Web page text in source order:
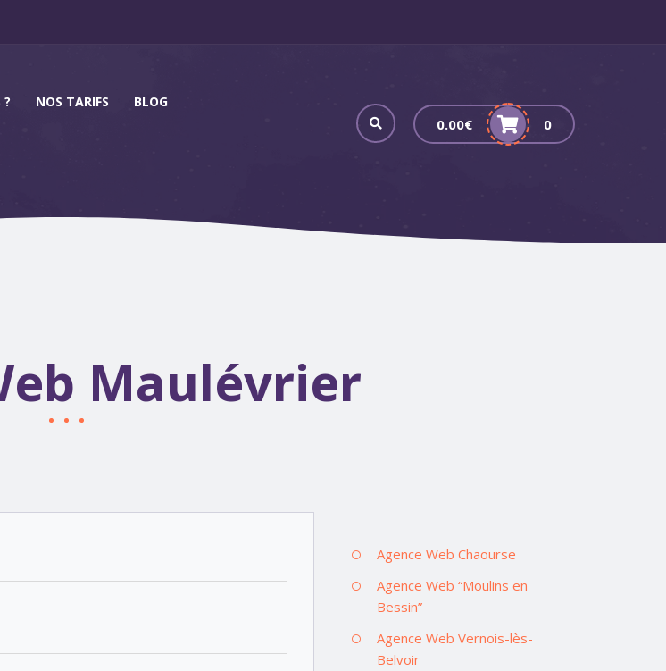
? NOS TARIFS BLOG
0.00€ 0
Maulévrier
Agence Web Chaourse
Agence Web “Moulins en
Bessin”
Agence Web Vernois-lès-
Belvoir